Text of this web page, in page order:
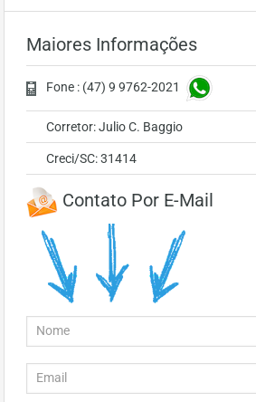
Maiores Informações
Fone : (47) 9 9762-2021
Corretor: Julio C. Baggio
Creci/SC: 31414
Contato Por E-Mail